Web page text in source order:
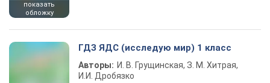
показать
обложку
ГДЗ ЯДС (исследую мир) 1 класс
Авторы: И. В. Грущинская, З. М. Хитрая,
И.И. Дробязко